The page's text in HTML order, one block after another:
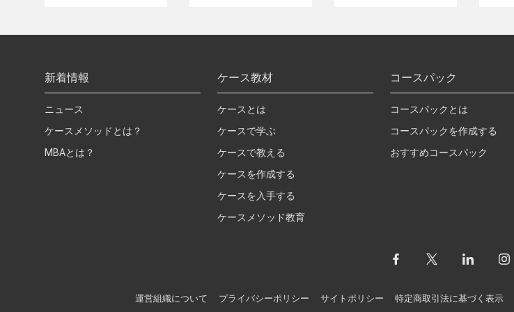
新着情報
ニュース
ケースメソッドとは？
MBAとは？
ケース教材
ケースとは
ケースで学ぶ
ケースで教える
ケースを作成する
ケースを入手する
ケースメソッド教育
コースパック
コースパックとは
コースパックを作成する
おすすめコースパック
運営組織について プライバシーポリシー サイトポリシー 特定商取引法に基づく表示